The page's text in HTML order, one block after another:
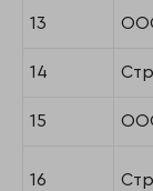
13
14
15
16